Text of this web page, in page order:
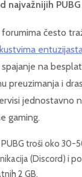
najvažnijih
forumima često
na
preuzimanja i
jednostavno
gaming.
PUBG troši oko 30-
(Discord) i
2 GB.